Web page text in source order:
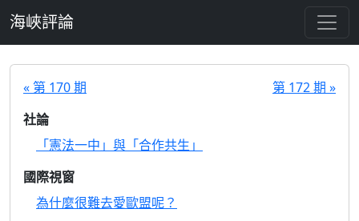
海峽評論
« 第 170 期
第 172 期 »
社論
「憲法一中」與「合作共生」
國際視窗
為什麼很難去愛歐盟呢？